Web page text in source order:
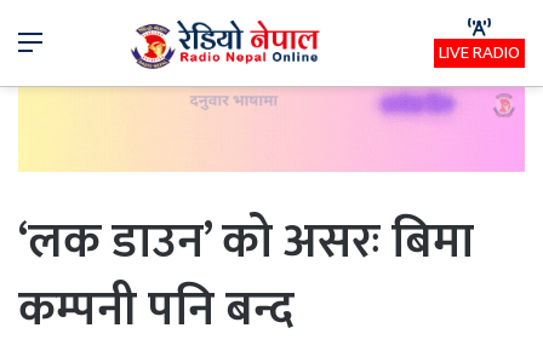
Menu LIVE RADIO
‘लक डाउन’ को असरः बिमा
कम्पनी पनि बन्द